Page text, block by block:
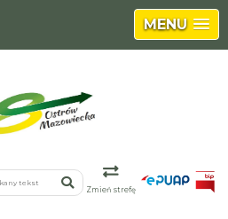
MENU
tekst
Zmień strefę